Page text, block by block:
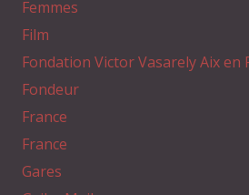
Femmes
Film
Fondation Victor Vasarely Aix en
Fondeur
France
France
Gares